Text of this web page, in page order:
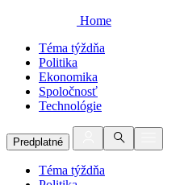
Home
Téma týždňa
Politika
Ekonomika
Spoločnosť
Technológie
Predplatné
Téma týždňa